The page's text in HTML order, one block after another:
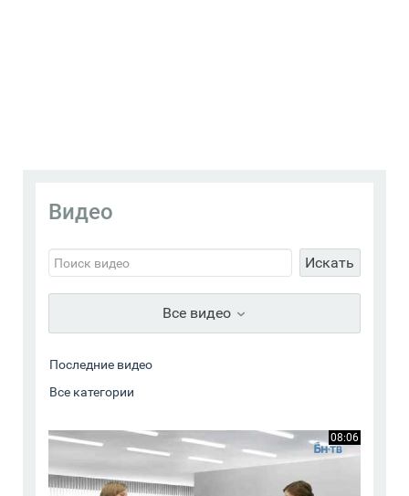
Видео
Искать
Все видео
08:06